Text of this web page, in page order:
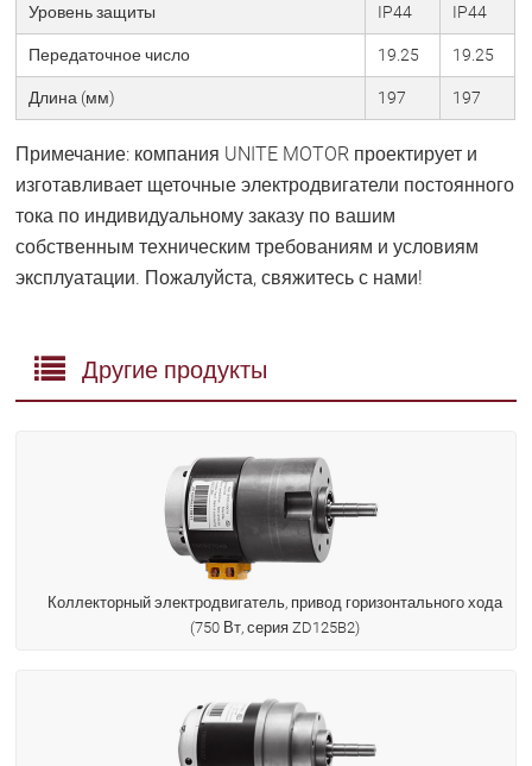
Уровень защиты IP44 IP44
Передаточное число 19.25 19.25
Длина (мм) 197 197
Примечание: компания UNITE MOTOR проектирует и
изготавливает щеточные электродвигатели постоянного
тока по индивидуальному заказу по вашим
собственным техническим требованиям и условиям
эксплуатации. Пожалуйста, свяжитесь с нами!
Другие продукты
Коллекторный электродвигатель, привод горизонтального хода
(750 Вт, серия ZD125B2)